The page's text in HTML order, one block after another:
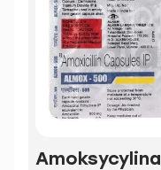
Amoksycylina